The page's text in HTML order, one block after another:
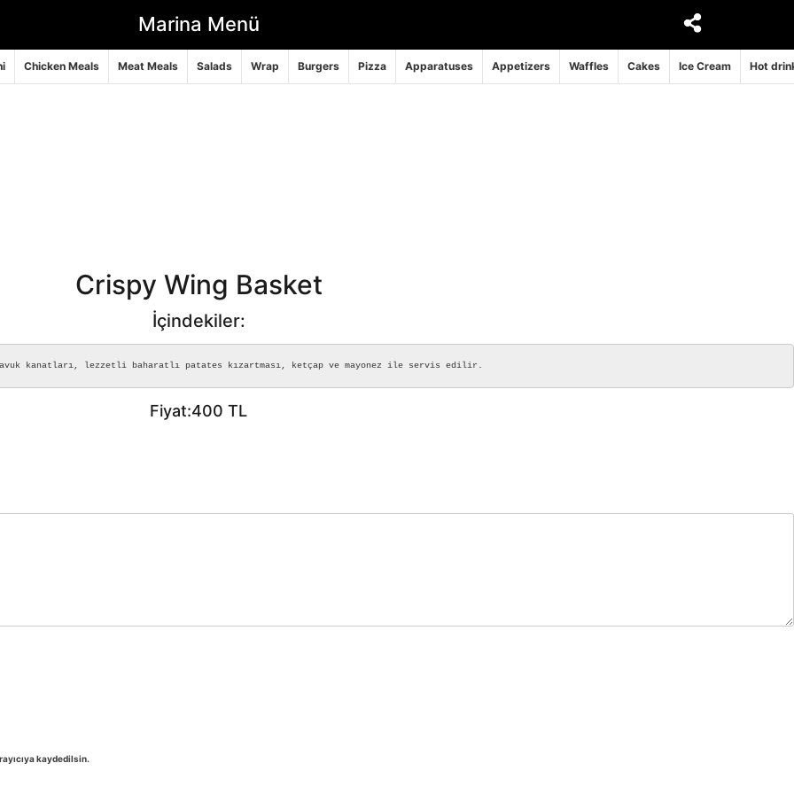
Marina Menü
Chicken Meals Meat Meals Salads Wrap Burgers Pizza Apparatuses Appetizers Waffles Cakes Ice Cream Hot
Crispy Wing Basket
İçindekiler:
kanatları, lezzetli baharatlı patates kızartması, ketçap ve mayonez ile servis edilir.
Fiyat:400 TL
kaydedilsin.